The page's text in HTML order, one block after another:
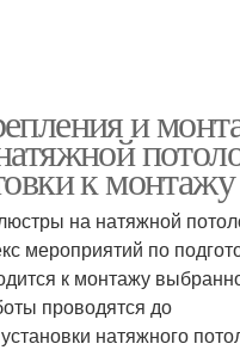
и
к монтажу
на натяжной
мероприятий по
к монтажу
проводятся до
натяжного